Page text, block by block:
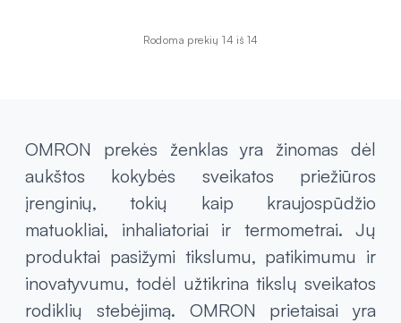
Rodoma prekių 14 iš 14
OMRON prekės ženklas yra žinomas dėl
aukštos kokybės sveikatos priežiūros
įrenginių, tokių kaip kraujospūdžio
matuokliai, inhaliatoriai ir termometrai. Jų
produktai pasižymi tikslumu, patikimumu ir
inovatyvumu, todėl užtikrina tikslų sveikatos
rodiklių stebėjimą. OMRON prietaisai yra